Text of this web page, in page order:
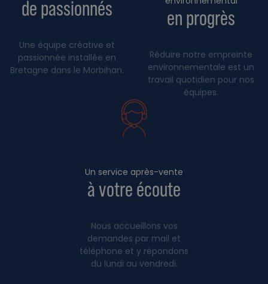
de passionnés
Une équipe créative et
passionnée installée en
Bretagne dans le Morbihan.
en progrès
Réduire notre empreinte
environnementale est un
travail quotidien pour nos
équipes.
Un service après-vente
à votre écoute
Nous accueillons vos
demandes par mail et
téléphone et y répondons
du lundi au vendredi.